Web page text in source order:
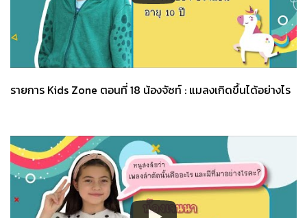
รายการ Kids Zone ตอนที่ 18 น้องจัซท์ : แมลงเกิดขึ้นได้อย่างไร